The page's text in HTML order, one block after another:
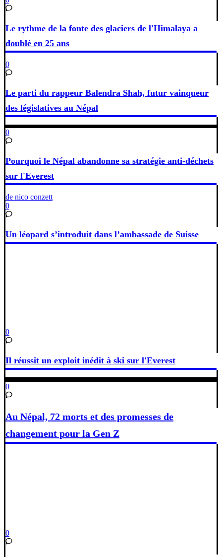
Le rythme de la fonte des glaciers de l'Himalaya a
doublé en 25 ans
0
Le parti du rappeur Balendra Shah, futur vainqueur
des législatives au Népal
0
Pourquoi le Népal abandonne sa stratégie anti-déchets
sur l'Everest
de nico conzett
0
Un léopard s’introduit dans l’ambassade de Suisse
0
Il réussit un exploit inédit à ski sur l'Everest
0
Au Népal, 72 morts et des promesses de
changement pour la Gen Z
0